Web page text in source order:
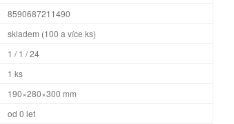
8590687211490
skladem (100 a více ks)
1 / 1 / 24
1 ks
190×280×300 mm
od 0 let